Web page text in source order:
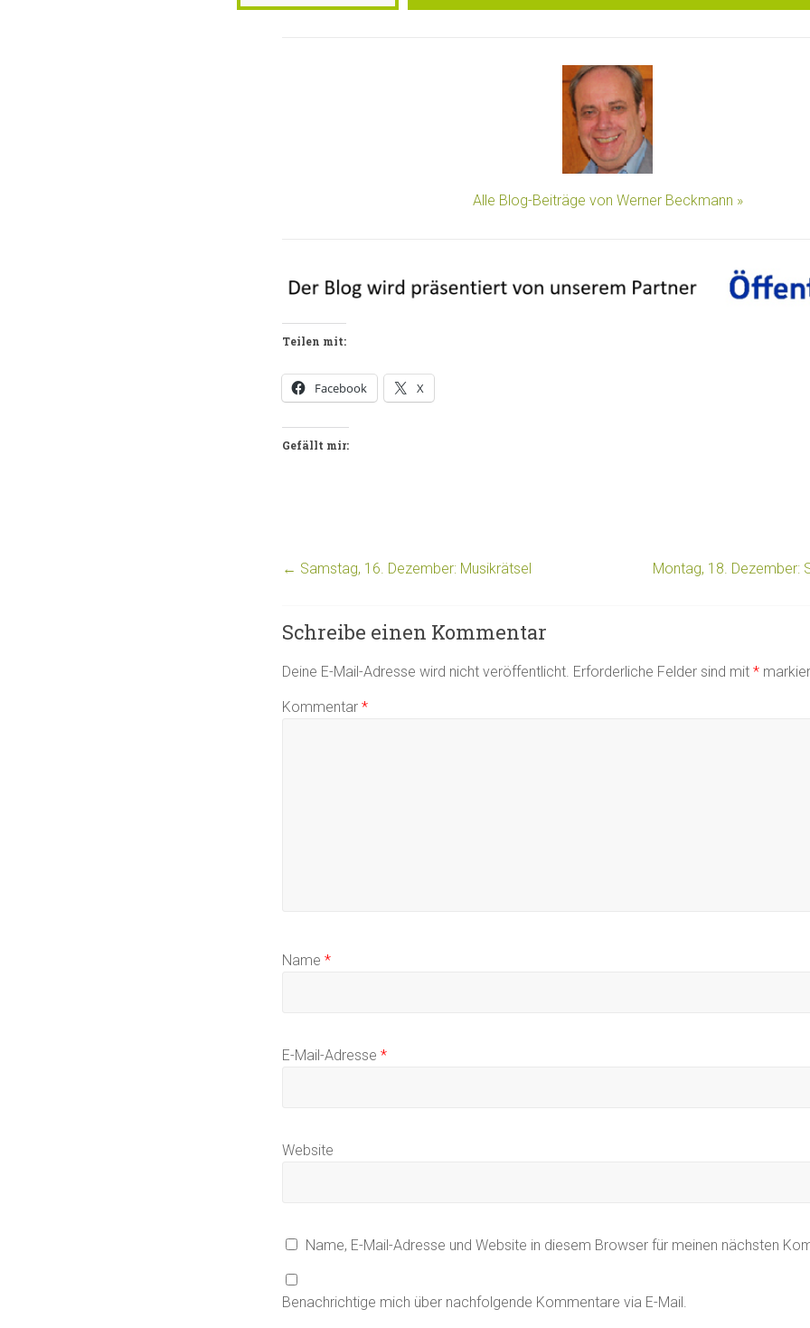
Alle Blog-Beiträge von Werner Beckmann »
Teilen mit:
Facebook X
Gefällt mir:
← Samstag, 16. Dezember: Musikrätsel Montag, 18.
Schreibe einen Kommentar
Deine E-Mail-Adresse wird nicht veröffentlicht. Erforderliche Felder sind mit *
Kommentar *
Name *
E-Mail-Adresse *
Website
Name, E-Mail-Adresse und Website in diesem Browser für meinen nächsten
Benachrichtige mich über nachfolgende Kommentare via E-Mail.